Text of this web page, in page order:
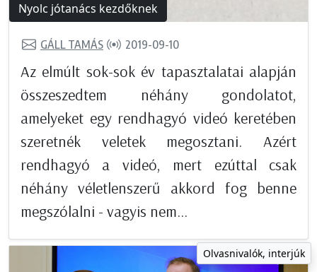
Nyolc jótanács kezdőknek
GÁLL TAMÁS 2019-09-10
Az elmúlt sok-sok év tapasztalatai alapján
összeszedtem néhány gondolatot,
amelyeket egy rendhagyó videó keretében
szeretnék veletek megosztani. Azért
rendhagyó a videó, mert ezúttal csak
néhány véletlenszerű akkord fog benne
megszólalni - vagyis nem...
Olvasnivalók, interjúk